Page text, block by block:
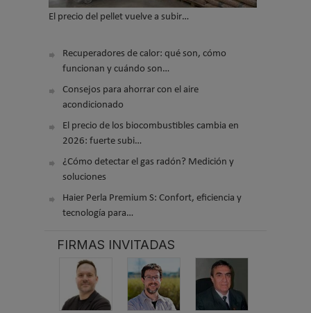
El precio del pellet vuelve a subir…
Recuperadores de calor: qué son, cómo
funcionan y cuándo son…
Consejos para ahorrar con el aire
acondicionado
El precio de los biocombustibles cambia en
2026: fuerte subi…
¿Cómo detectar el gas radón? Medición y
soluciones
Haier Perla Premium S: Confort, eficiencia y
tecnología para…
FIRMAS INVITADAS